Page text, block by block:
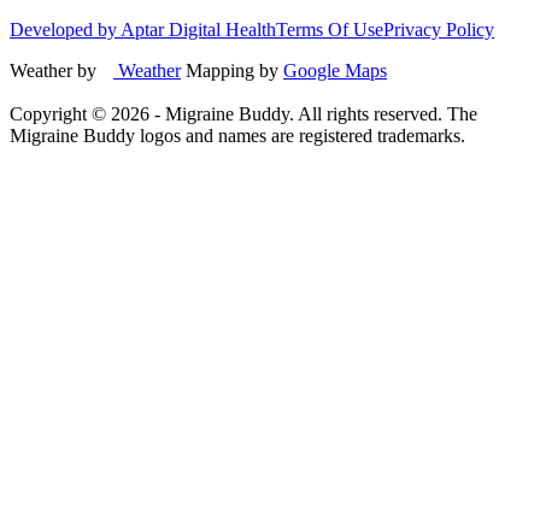
Developed by Aptar Digital HealthTerms Of UsePrivacy Policy
Weather by
WeatherMapping by Google Maps
Copyright © 2026 - Migraine Buddy. All rights reserved. The
Migraine Buddy logos and names are registered trademarks.